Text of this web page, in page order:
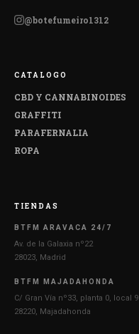
@botefumeiro1312
CATALOGO
CBD Y CANNABINOIDES
GRAFFITI
PARAFERNALIA
ROPA
TIENDAS
BTFM ARAVACA 24/7
Av. de la Galaxia nº22
28023, Madrid
BTFM MAJADAHONDA
C/ Gran Vía nº33, planta 0, local 9
28220, Majadahonda